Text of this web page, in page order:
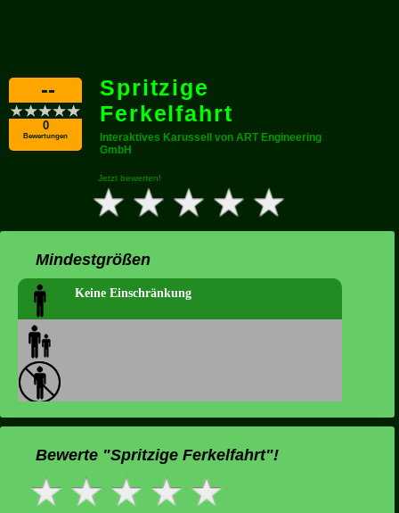
--
0
Bewertungen
Spritzige
Ferkelfahrt
Interaktives Karussell von ART Engineering
GmbH
Jetzt bewerten!
Mindestgrößen
Keine Einschränkung
Bewerte "Spritzige Ferkelfahrt"!